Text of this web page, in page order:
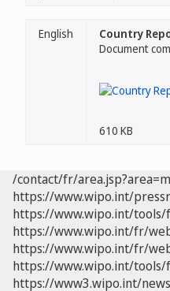
English
Country
Document
610 KB
/contact/fr/
https://www.wipo.int/
https://www.wipo.int/
https://www.wipo.int/fr/
https://www.wipo.int/fr/
https://www.wipo.int/
https://www3.wipo.int/